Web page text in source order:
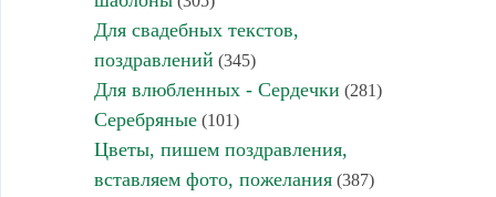
Для свадебных текстов,
поздравлений (345)
Для влюбленных - Сердечки (281)
Серебряные(101)
Цветы, пишем поздравления,
вставляем фото, пожелания(387)